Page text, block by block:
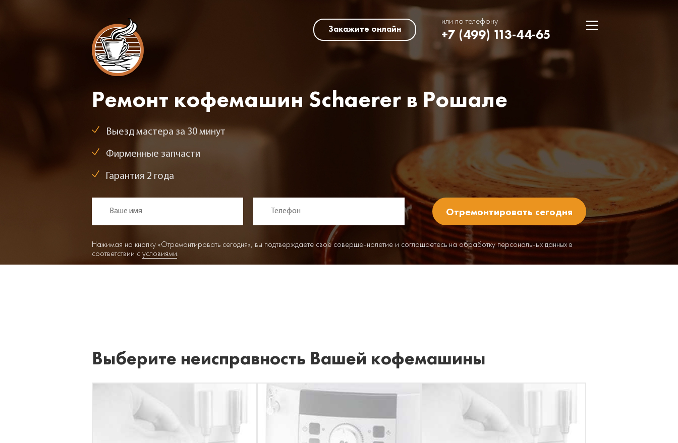
или по телефону
+7 (499) 113-44-65
Закажите онлайн
Ремонт кофемашин Schaerer в Рошале
Выезд мастера за 30 минут
Фирменные запчасти
Гарантия 2 года
Нажимая на кнопку «Отремонтировать сегодня», вы подтверждаете своё совершеннолетие и соглашаетесь на обработку персональных данных в
соответствии с условиями.
Выберите неисправность Вашей кофемашины